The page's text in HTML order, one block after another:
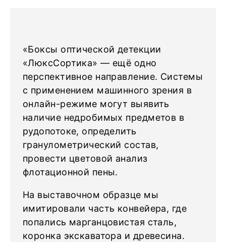
«Боксы оптической детекции
«ЛюксСортика» — ещё одно
перспективное направление. Системы
с применением машинного зрения в
онлайн-режиме могут выявить
наличие недробимых предметов в
рудопотоке, определить
гранулометрический состав,
провести цветовой анализ
флотационной пены.
На выставочном образце мы
имитировали часть конвейера, где
попались марганцовистая сталь,
коронка экскаватора и древесина.